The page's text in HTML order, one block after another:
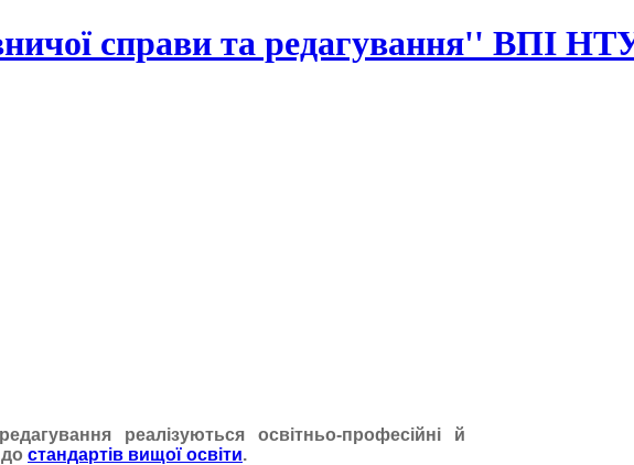
справи та редагування'' ВПІ
реалізуються освітньо-професійні й
стандартів вищої освіти.